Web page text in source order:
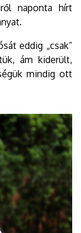
naponta hírt
eddig „csak”
ám kiderült,
mindig ott